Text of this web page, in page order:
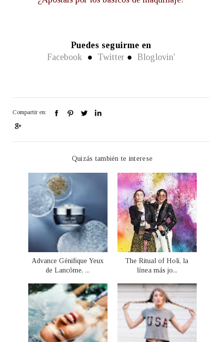
Puedes seguirme en
Facebook ● Twitter ● Bloglovin'
Compartir en:
Quizás también te interese
Advance Génifique Yeux
de Lancôme, ...
The Ritual of Holi, la
línea más jo...